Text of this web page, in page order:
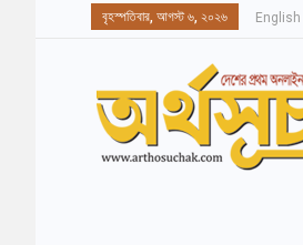
বৃহস্পতিবার, আগস্ট ৬, ২০২৬ English